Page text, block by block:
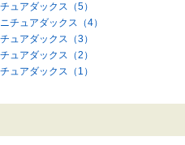
ュアダックス（5）
チュアダックス（4）
ュアダックス（3）
ュアダックス（2）
ュアダックス（1）